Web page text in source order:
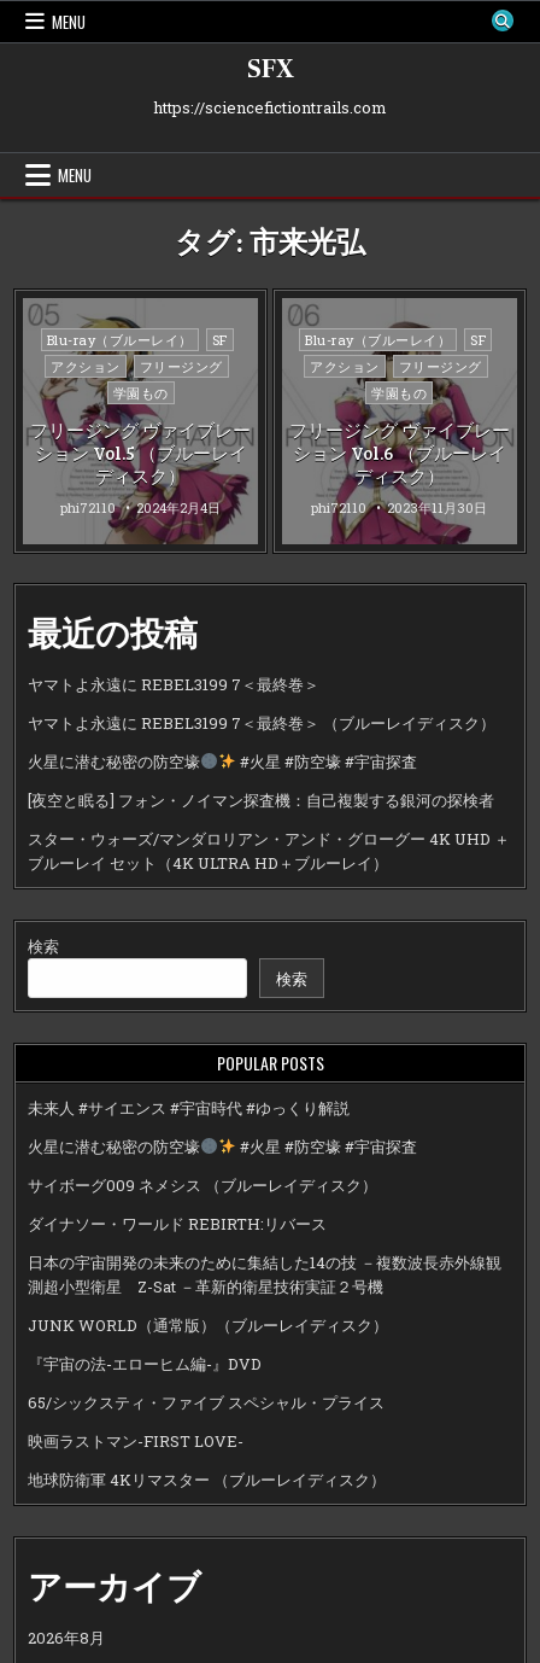
Skip
MENU
SFX
https://sciencefictiontrails.com
MENU
タグ:市来光弘
Posted
in
Blu-ray（ブルーレイ）
SF
アクション
フリージング
学園もの
フリージング ヴァイブレー
ション Vol.5 （ブルーレイ
ディスク）
phi72110 2024年2月4日
Posted
in
Blu-ray（ブルーレイ）
SF
アクション
フリージング
学園もの
フリージング ヴァイブレー
ション Vol.6 （ブルーレイ
ディスク）
phi72110 2023年11月30日
最近の投稿
ヤマトよ永遠に REBEL3199 7＜最終巻＞
ヤマトよ永遠に REBEL3199 7＜最終巻＞ （ブルーレイディスク）
火星に潜む秘密の防空壕
#火星 #防空壕 #宇宙探査
[夜空と眠る] フォン・ノイマン探査機：自己複製する銀河の探検者
スター・ウォーズ/マンダロリアン・アンド・グローグー 4K UHD ＋
ブルーレイ セット（4K ULTRA HD＋ブルーレイ）
検索
検索
POPULAR POSTS
未来人 #サイエンス #宇宙時代 #ゆっくり解説
火星に潜む秘密の防空壕
#火星 #防空壕 #宇宙探査
サイボーグ009 ネメシス （ブルーレイディスク）
ダイナソー・ワールド REBIRTH:リバース
日本の宇宙開発の未来のために集結した14の技 －複数波長赤外線観
測超小型衛星 Z-Sat －革新的衛星技術実証２号機
JUNK WORLD（通常版）（ブルーレイディスク）
『宇宙の法-エローヒム編-』DVD
65/シックスティ・ファイブ スペシャル・プライス
映画ラストマン-FIRST LOVE-
地球防衛軍 4Kリマスター （ブルーレイディスク）
アーカイブ
2026年8月